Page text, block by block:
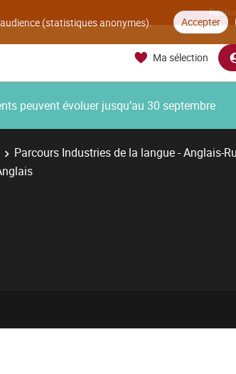
(statistiques anonymes). Accepter
Ma sélection
peuvent évoluer jusqu’au 30 septembre
Parcours Industries de la langue - Anglais-